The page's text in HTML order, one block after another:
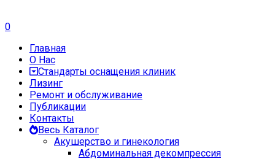
0
Главная
О Нас
Стандарты оснащения клиник
Лизинг
Ремонт и обслуживание
Публикации
Контакты
Весь Каталог
Акушерство и гинекология
Абдоминальная декомпрессия